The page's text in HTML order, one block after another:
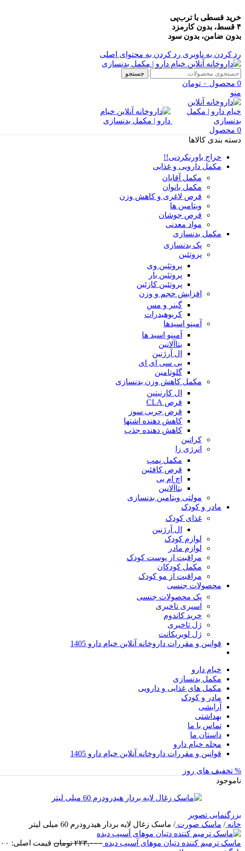
خرید قسطی با ترب‌پی
۴ قسط، بدون کارمزد
بدون ضامن، بدون سود
رد کردن به ناوبری رد کردن به محتوای اصلی
جستجو
0 محصول ۰ تومان
منو
0 محصول
دسته بندی کالاها
حراج باورنکردنی!!
مکمل دارویی و غذایی
مکمل آقایان
مکمل بانوان
قرص لاغری و کاهش وزن
ویتامین ها
قرص جوشان
مواد معدنی
مکمل بدنسازی
پک بدنسازی
پروتئین
پروتئین وی
پروتئین بار
پروتئین کازئین
افزایش حجم و وزن
گینر و مس
کربوهیدرات
آمینو اسیدها
آمینو اسید ها
بتاآلانین
ال آرژنین
بی سی ای ای
گلوتامین
مکمل کاهش وزن بدنسازی
ال کارنیتین
قرص CLA
قرص چربی سوز
کاهش دهنده اشتها
کاهش دهنده جذب
کراتین
انرژی زا
مکمل پمپ
قرص کافئین
اچ ام بی
بتاآلانین
مولتی ویتامین بدنسازی
مادر و کودک
غذای کودک
ال آرژنین
لوازم کودک
لوازم مادر
مراقبت از پوست کودک
مکمل کودکان
مراقبت از مو کودک
محصولات جنسی
پک محصولات جنسی
اسپری تاخیری
خرید کاندوم
ژل تاخیری
ژل لوبریکانت
قوانین و مقررات داروخانه آنلاین خیام دارو 1405
خیام دارو
مکمل بدنسازی
مکمل های غذایی و دارویی
مادر و کودک
آرایشی
بهداشتی
تماس با ما
داستان ما
مجله خیام دارو
قوانین و مقررات داروخانه آنلاین خیام دارو 1405
% تخفیف های روز
ناموجود
بزرگنمایی تصویر
خانه/ ماسک صورت/ ماسک زغال لایه بردار هیدرودرم 60 میلی لیتر
ماسک ترمیم کننده دتیان موهای آسیب دیده ۲۲۳,۰۰۰ تومان قیمت اصلی: ۲۲۳,۰۰۰ تومان بود.